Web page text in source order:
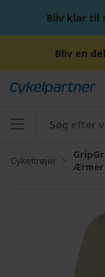
Bliv klar til
Bliv en
Cykeltrøjer
Ærmer